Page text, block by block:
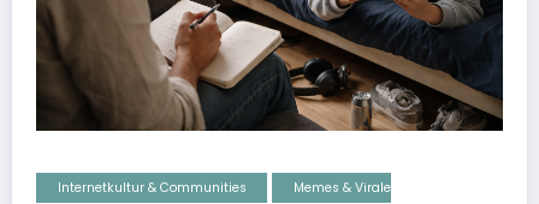
Internetkultur & Communities
Memes & Virale